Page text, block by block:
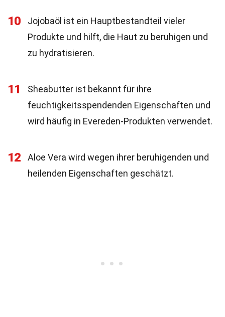
10
Jojobaöl ist ein Hauptbestandteil vieler
Produkte und hilft, die Haut zu beruhigen und
zu hydratisieren.
11
Sheabutter ist bekannt für ihre
feuchtigkeitsspendenden Eigenschaften und
wird häufig in Evereden-Produkten verwendet.
12
Aloe Vera wird wegen ihrer beruhigenden und
heilenden Eigenschaften geschätzt.